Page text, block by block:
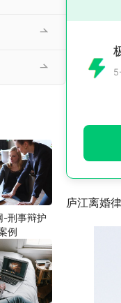
庐江离婚
-刑事辩护
例